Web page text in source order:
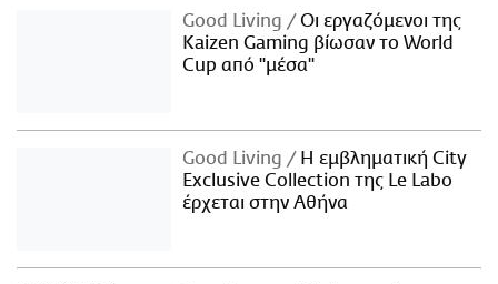
Good Living
Οι εργαζόμενοι της
Kaizen Gaming βίωσαν το World
Cup από "μέσα"
Good Living
Η εμβληματική City
Exclusive Collection της Le Labo
έρχεται στην Αθήνα